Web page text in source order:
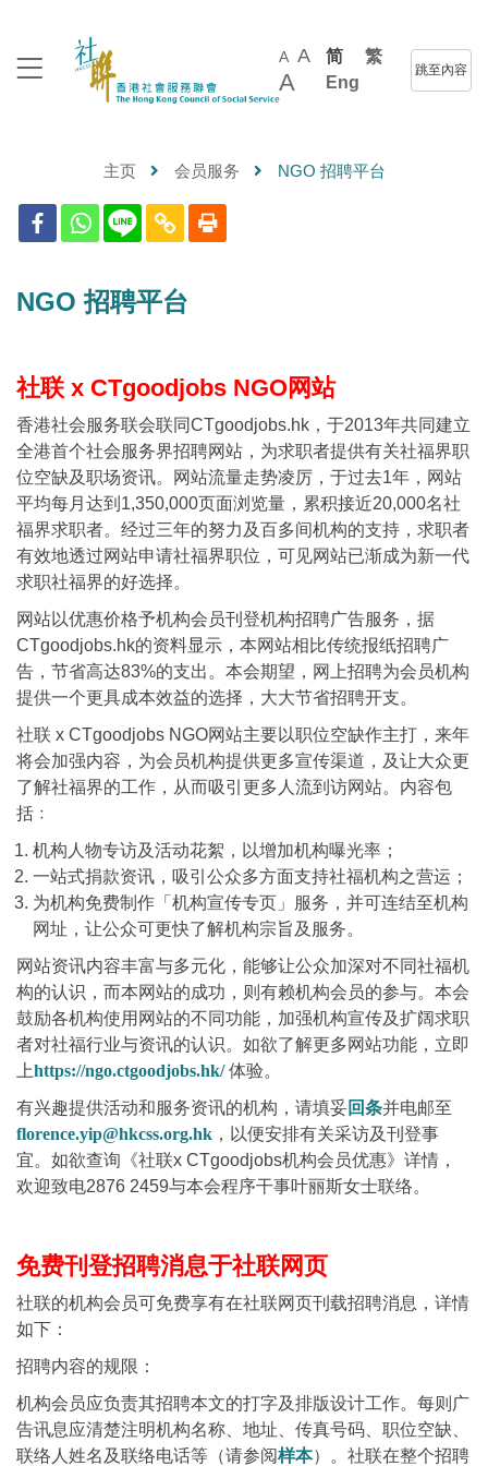
A A
A
简
繁
Eng
跳至內容
主页 会员服务 NGO 招聘平台
NGO 招聘平台
社联 x CTgoodjobs NGO网站
香港社会服务联会联同CTgoodjobs.hk，于2013年共同建立
全港首个社会服务界招聘网站，为求职者提供有关社福界职
位空缺及职场资讯。网站流量走势凌厉，于过去1年，网站
平均每月达到1,350,000页面浏览量，累积接近20,000名社
福界求职者。经过三年的努力及百多间机构的支持，求职者
有效地透过网站申请社福界职位，可见网站已渐成为新一代
求职社福界的好选择。
网站以优惠价格予机构会员刊登机构招聘广告服务，据
CTgoodjobs.hk的资料显示，本网站相比传统报纸招聘广
告，节省高达83%的支出。本会期望，网上招聘为会员机构
提供一个更具成本效益的选择，大大节省招聘开支。
社联 x CTgoodjobs NGO网站主要以职位空缺作主打，来年
将会加强内容，为会员机构提供更多宣传渠道，及让大众更
了解社福界的工作，从而吸引更多人流到访网站。内容包
括﹕
机构人物专访及活动花絮，以增加机构曝光率；
一站式捐款资讯，吸引公众多方面支持社福机构之营运；
为机构免费制作「机构宣传专页」服务，并可连结至机构
网址，让公众可更快了解机构宗旨及服务。
网站资讯内容丰富与多元化，能够让公众加深对不同社福机
构的认识，而本网站的成功，则有赖机构会员的参与。本会
鼓励各机构使用网站的不同功能，加强机构宣传及扩阔求职
者对社福行业与资讯的认识。如欲了解更多网站功能，立即
上https://ngo.ctgoodjobs.hk/体验。
有兴趣提供活动和服务资讯的机构，请填妥回条并电邮至
florence.yip@hkcss.org.hk ，以便安排有关采访及刊登事
宜。如欲查询《社联x CTgoodjobs机构会员优惠》详情，
欢迎致电2876 2459与本会程序干事叶丽斯女士联络。
免费刊登招聘消息于社联网页
社联的机构会员可免费享有在社联网页刊载招聘消息，详情
如下：
招聘内容的规限：
机构会员应负责其招聘本文的打字及排版设计工作。每则广
告讯息应清楚注明机构名称、地址、传真号码、职位空缺、
联络人姓名及联络电话等（请参阅样本）。社联在整个招聘